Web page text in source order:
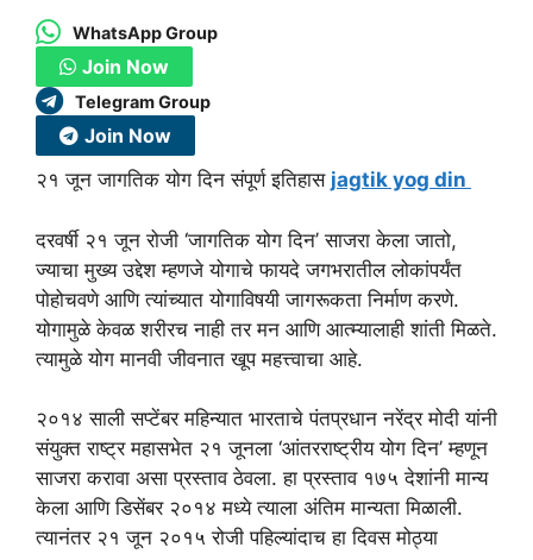
WhatsApp Group
Join Now
Telegram Group
Join Now
२१ जून जागतिक योग दिन संपूर्ण इतिहास jagtik yog din
दरवर्षी २१ जून रोजी ‘जागतिक योग दिन’ साजरा केला जातो,
ज्याचा मुख्य उद्देश म्हणजे योगाचे फायदे जगभरातील लोकांपर्यंत
पोहोचवणे आणि त्यांच्यात योगाविषयी जागरूकता निर्माण करणे.
योगामुळे केवळ शरीरच नाही तर मन आणि आत्म्यालाही शांती मिळते.
त्यामुळे योग मानवी जीवनात खूप महत्त्वाचा आहे.
२०१४ साली सप्टेंबर महिन्यात भारताचे पंतप्रधान नरेंद्र मोदी यांनी
संयुक्त राष्ट्र महासभेत २१ जूनला ‘आंतरराष्ट्रीय योग दिन’ म्हणून
साजरा करावा असा प्रस्ताव ठेवला. हा प्रस्ताव १७५ देशांनी मान्य
केला आणि डिसेंबर २०१४ मध्ये त्याला अंतिम मान्यता मिळाली.
त्यानंतर २१ जून २०१५ रोजी पहिल्यांदाच हा दिवस मोठ्या